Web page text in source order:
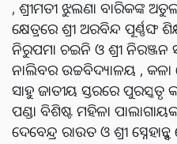
, ଶ୍ରୀମତୀ ଝୁଲଣା ବାରିକଙ୍କ
କ୍ଷେତ୍ରରେ ଶ୍ରୀ ଅରବିନ୍ଦ ପୂର୍ଣ୍ଣଙ୍ଘ
ନିରୁପମା ଚଇନି ଓ ଶ୍ରୀ ନିରଞ୍ଜନ
ନାଲିବର ଉଚ୍ଚବିଦ୍ୟାଳୟ , କଳା
ସାହୁ ଜାତୀୟ ସ୍ତରରେ ପୁରସ୍କୃତ
ପଣ୍ଡା ବିଶିଷ୍ଟ ମହିଳା
ଦେବେନ୍ଦ୍ର ରାଉତ ଓ ଶ୍ରୀ